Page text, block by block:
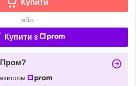
Купити
або
Купити з
Пром?